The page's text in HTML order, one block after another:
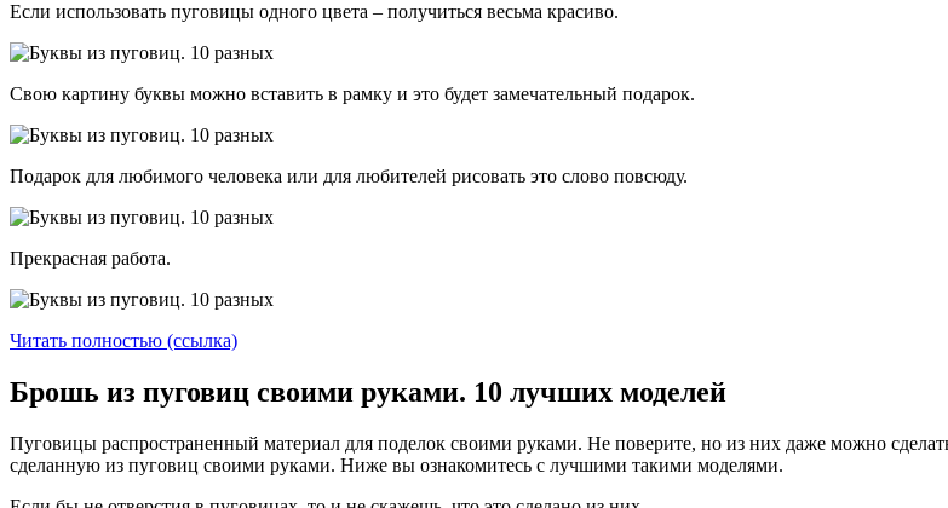
Если использовать пуговицы одного цвета – получиться весьма красиво.
Свою картину буквы можно вставить в рамку и это будет замечательный подарок.
Подарок для любимого человека или для любителей рисовать это слово повсюду.
Прекрасная работа.
Читать полностью (ссылка)
Брошь из пуговиц своими руками. 10 лучших моделей
Пуговицы распространенный материал для поделок своими руками. Не поверите, но из них даже можно
сделанную из пуговиц своими руками. Ниже вы ознакомитесь с лучшими такими моделями.